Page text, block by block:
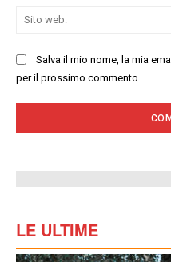
Salva il mio nome, la mia
per il prossimo commento.
LE ULTIME